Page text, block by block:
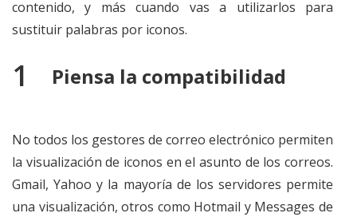
contenido, y más cuando vas a utilizarlos para
sustituir palabras por iconos.
Piensa la compatibilidad
No todos los gestores de correo electrónico permiten
la visualización de iconos en el asunto de los correos.
Gmail, Yahoo y la mayoría de los servidores permite
una visualización, otros como Hotmail y Messages de